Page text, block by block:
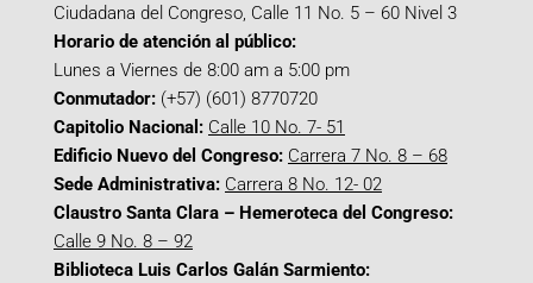
Ciudadana del Congreso, Calle 11 No. 5 – 60 Nivel 3
Horario de atención al público:
Lunes a Viernes de 8:00 am a 5:00 pm
Conmutador: (+57) (601) 8770720
Capitolio Nacional: Calle 10 No. 7- 51
Edificio Nuevo del Congreso: Carrera 7 No. 8 – 68
Sede Administrativa: Carrera 8 No. 12- 02
Claustro Santa Clara – Hemeroteca del Congreso:
Calle 9 No. 8 – 92
Biblioteca Luis Carlos Galán Sarmiento: